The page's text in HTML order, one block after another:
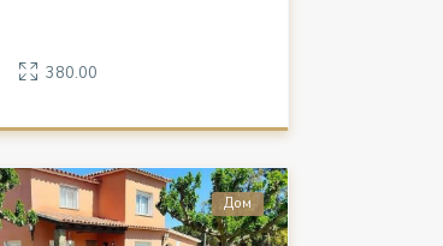
380.00
Дом